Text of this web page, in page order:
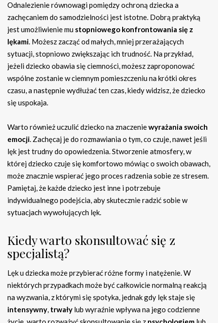
Odnalezienie równowagi pomiędzy ochroną dziecka a
zachęcaniem do samodzielności jest istotne. Dobrą praktyką
jest umożliwienie mu stopniowego konfrontowania się z
lękami. Możesz zacząć od małych, mniej przerażających
sytuacji, stopniowo zwiększając ich trudność. Na przykład,
jeżeli dziecko obawia się ciemności, możesz zaproponować
wspólne zostanie w ciemnym pomieszczeniu na krótki okres
czasu, a następnie wydłużać ten czas, kiedy widzisz, że dziecko
się uspokaja.
Warto również uczulić dziecko na znaczeniewyrażania swoich
emocji. Zachęcaj je do rozmawiania o tym, co czuje, nawet jeśli
lęk jest trudny do opowiedzenia. Stworzenie atmosfery, w
której dziecko czuje się komfortowo mówiąc o swoich obawach,
może znacznie wspierać jego proces radzenia sobie ze stresem.
Pamiętaj, że każde dziecko jest inne i potrzebuje
indywidualnego podejścia, aby skutecznie radzić sobie w
sytuacjach wywołujących lęk.
Kiedy warto skonsultować się z
specjalistą?
Lęk u dziecka może przybierać różne formy i natężenie. W
niektórych przypadkach może być całkowicie normalną reakcją
na wyzwania, z którymi się spotyka, jednak gdy lęk staje się
intensywny, trwały lub wyraźnie wpływa na jego codzienne